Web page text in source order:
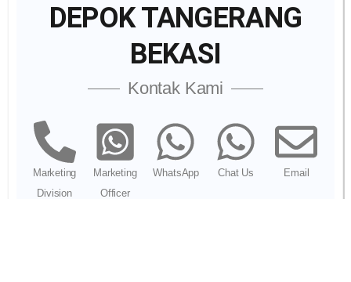
DEPOK TANGERANG
BEKASI
Kontak Kami
Marketing
Division
Marketing
Officer
WhatsApp Chat Us Email